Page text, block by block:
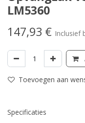
LM5360
147,93 € Inclusief
Toevoegen aan
Specificaties